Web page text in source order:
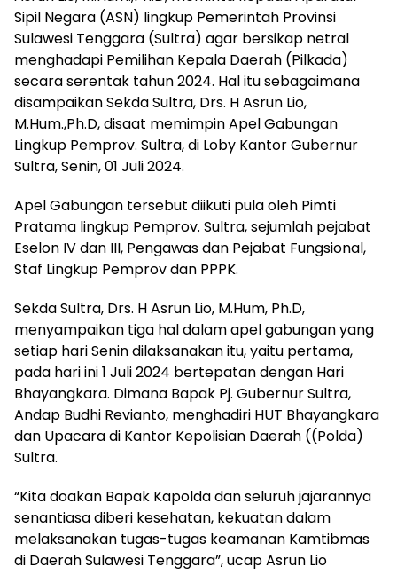
Sipil Negara (ASN) lingkup Pemerintah Provinsi
Sulawesi Tenggara (Sultra) agar bersikap netral
menghadapi Pemilihan Kepala Daerah (Pilkada)
secara serentak tahun 2024. Hal itu sebagaimana
disampaikan Sekda Sultra, Drs. H Asrun Lio,
M.Hum.,Ph.D, disaat memimpin Apel Gabungan
Lingkup Pemprov. Sultra, di Loby Kantor Gubernur
Sultra, Senin, 01 Juli 2024.
Apel Gabungan tersebut diikuti pula oleh Pimti
Pratama lingkup Pemprov. Sultra, sejumlah pejabat
Eselon IV dan III, Pengawas dan Pejabat Fungsional,
Staf Lingkup Pemprov dan PPPK.
Sekda Sultra, Drs. H Asrun Lio, M.Hum, Ph.D,
menyampaikan tiga hal dalam apel gabungan yang
setiap hari Senin dilaksanakan itu, yaitu pertama,
pada hari ini 1 Juli 2024 bertepatan dengan Hari
Bhayangkara. Dimana Bapak Pj. Gubernur Sultra,
Andap Budhi Revianto, menghadiri HUT Bhayangkara
dan Upacara di Kantor Kepolisian Daerah ((Polda)
Sultra.
“Kita doakan Bapak Kapolda dan seluruh jajarannya
senantiasa diberi kesehatan, kekuatan dalam
melaksanakan tugas-tugas keamanan Kamtibmas
di Daerah Sulawesi Tenggara”, ucap Asrun Lio